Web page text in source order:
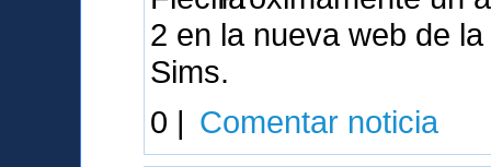
2 en la nueva web de
Sims.
0 | Comentar noticia